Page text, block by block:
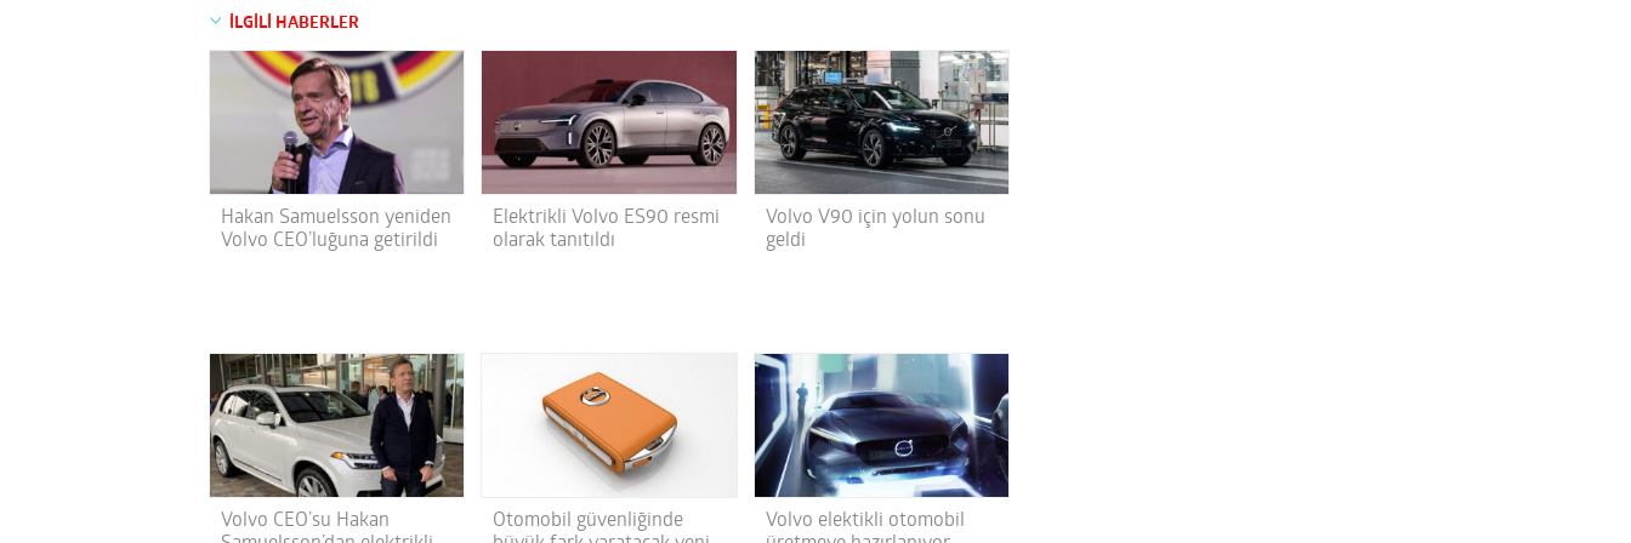
İLGİLİ HABERLER
Hakan Samuelsson yeniden
Volvo CEO’luğuna getirildi
Elektrikli Volvo ES90 resmi
olarak tanıtıldı
Volvo V90 için yolun sonu
geldi
Volvo CEO’su Hakan
Otomobil güvenliğinde
Volvo elektikli otomobil